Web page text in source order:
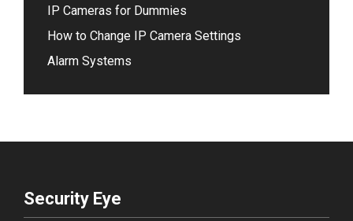
IP Cameras for Dummies
How to Change IP Camera Settings
Alarm Systems
Security Eye